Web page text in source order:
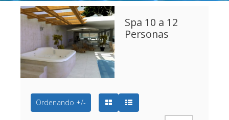
Spa 10 a 12
Personas
Ordenando +/-